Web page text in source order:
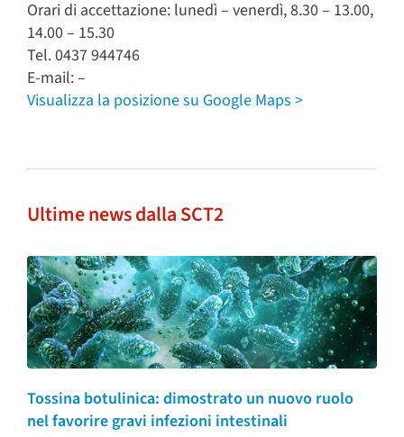
Orari di accettazione: lunedì – venerdì, 8.30 – 13.00,
14.00 – 15.30
Tel. 0437 944746
E-mail: –
Visualizza la posizione su Google Maps >
Ultime news dalla SCT2
Tossina botulinica: dimostrato un nuovo ruolo
nel favorire gravi infezioni intestinali